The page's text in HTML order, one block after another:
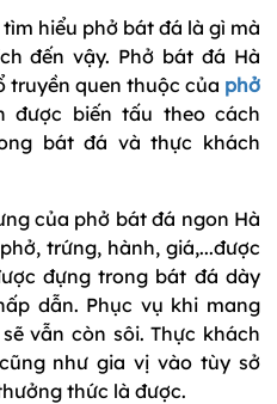
hiểu phở bát đá là gì mà
đến vậy. Phở bát đá Hà
truyền quen thuộc của phở
được biến tấu theo cách
bát đá và thực khách
của phở bát đá ngon Hà
trứng, hành, giá,...được
đựng trong bát đá dày
dẫn. Phục vụ khi mang
vẫn còn sôi. Thực khách
như gia vị vào tùy sở
thức là được.